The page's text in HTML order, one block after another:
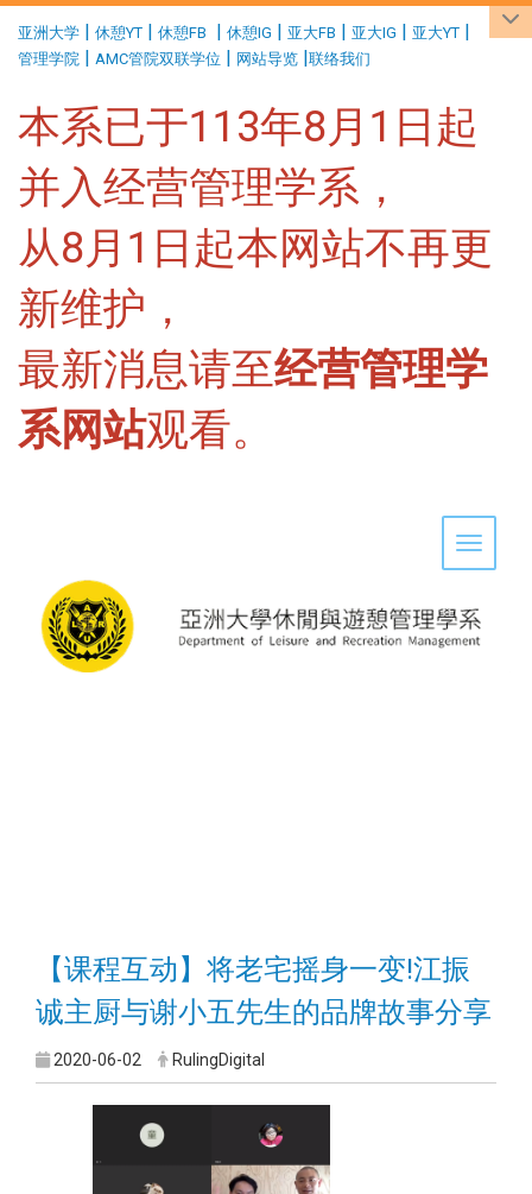
亚洲大学 | 休憩YT | 休憩FB | 休憩IG | 亚大FB | 亚大IG | 亚大YT |
管理学院 | AMC管院双联学位 | 网站导览 |联络我们
本系已于113年8月1日起
并入经营管理学系，
从8月1日起本网站不再更
新维护，
最新消息请至经营管理学
系网站观看。
Toggle
【课程互动】将老宅摇身一变!江振
诚主厨与谢小五先生的品牌故事分享
2020-06-02 RulingDigital